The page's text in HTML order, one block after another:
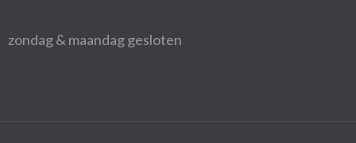
zondag & maandag gesloten